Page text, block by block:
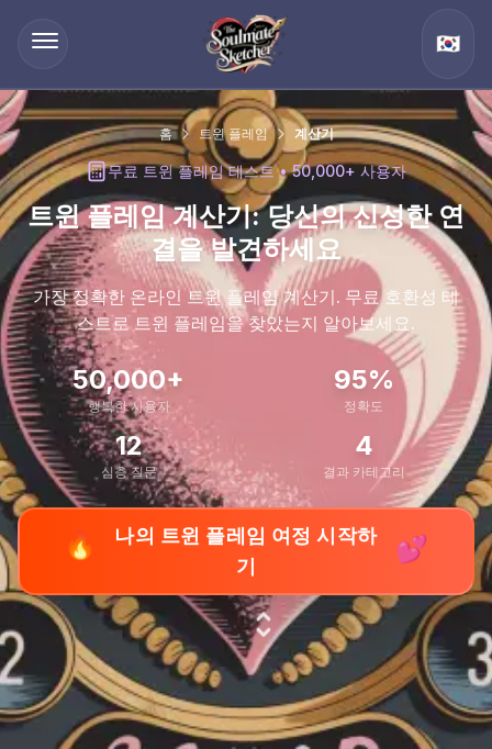
🇰🇷
홈 트윈 플레임 계산기
무료 트윈 플레임 테스트 • 50,000+ 사용자
트윈 플레임 계산기: 당신의 신성한 연
결을 발견하세요
가장 정확한 온라인 트윈 플레임 계산기. 무료 호환성 테
스트로 트윈 플레임을 찾았는지 알아보세요.
50,000+
행복한 사용자
95%
정확도
12
심층 질문
4
결과 카테고리
🔥
나의 트윈 플레임 여정 시작하
기
💕